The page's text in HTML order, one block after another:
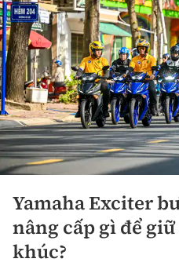
Yamaha Exciter
nâng cấp gì để
khúc?